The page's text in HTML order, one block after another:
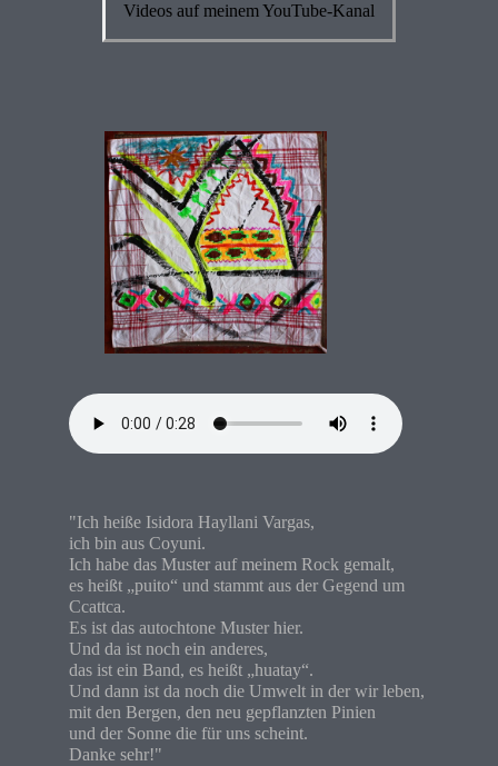
Videos auf meinem YouTube-Kanal
"Ich heiße Isidora Hayllani Vargas,
ich bin aus Coyuni.
Ich habe das Muster auf meinem Rock gemalt,
es heißt „puito“ und stammt aus der Gegend um
Ccattca.
Es ist das autochtone Muster hier.
Und da ist noch ein anderes,
das ist ein Band, es heißt „huatay“.
Und dann ist da noch die Umwelt in der wir leben,
mit den Bergen, den neu gepflanzten Pinien
und der Sonne die für uns scheint.
Danke sehr!"